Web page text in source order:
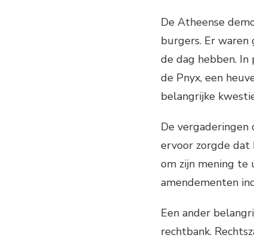
De Atheense
burgers. Er waren
de dag hebben.
de Pnyx, een
belangrijke
De
ervoor zorgde dat
om zijn mening te
amendementen
Een ander
rechtbank.